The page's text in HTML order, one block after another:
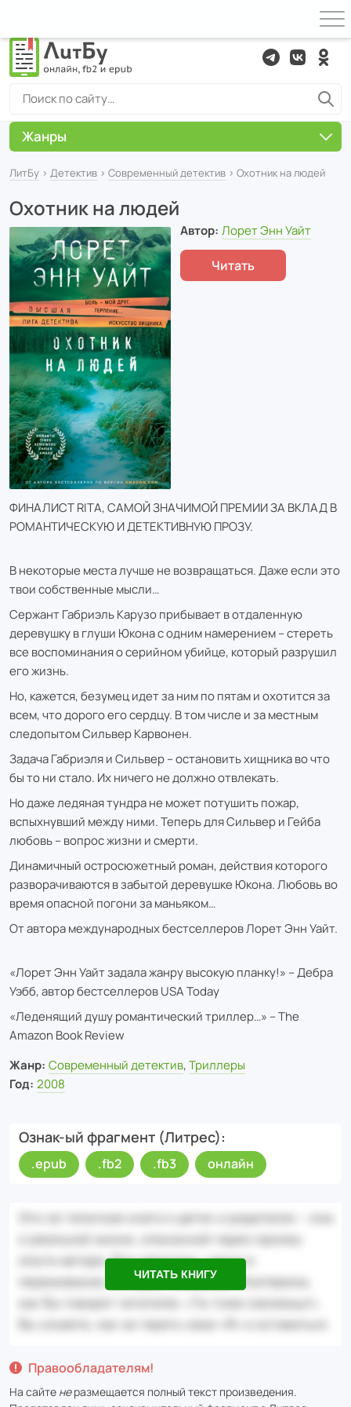
ЛитБу › Детектив › Современный детектив › Охотник на людей
Охотник на людей
Автор: Лорет Энн Уайт
Читать
ФИНАЛИСТ RITA, САМОЙ ЗНАЧИМОЙ ПРЕМИИ ЗА ВКЛАД В
РОМАНТИЧЕСКУЮ И ДЕТЕКТИВНУЮ ПРОЗУ.
В некоторые места лучше не возвращаться. Даже если это
твои собственные мысли…
Сержант Габриэль Карузо прибывает в отдаленную
деревушку в глуши Юкона с одним намерением – стереть
все воспоминания о серийном убийце, который разрушил
его жизнь.
Но, кажется, безумец идет за ним по пятам и охотится за
всем, что дорого его сердцу. В том числе и за местным
следопытом Сильвер Карвонен.
Задача Габриэля и Сильвер – остановить хищника во что
бы то ни стало. Их ничего не должно отвлекать.
Но даже ледяная тундра не может потушить пожар,
вспыхнувший между ними. Теперь для Сильвер и Гейба
любовь – вопрос жизни и смерти.
Динамичный остросюжетный роман, действия которого
разворачиваются в забытой деревушке Юкона. Любовь во
время опасной погони за маньяком…
От автора международных бестселлеров Лорет Энн Уайт.
«Лорет Энн Уайт задала жанру высокую планку!» – Дебра
Уэбб, автор бестселлеров USA Today
«Леденящий душу романтический триллер…» – The
Amazon Book Review
Жанр: Современный детектив,Триллеры
Год: 2008
Ознак-ый фрагмент (Литрес)
.epub .fb2 .fb3 онлайн
ЧИТАТЬ КНИГУ
Правообладателям!
На сайте неразмещается полный текст произведения.
Жанры